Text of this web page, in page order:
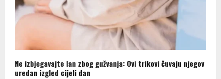
Ne izbjegavajte lan zbog gužvanja: Ovi trikovi čuvaju njegov
uredan izgled cijeli dan